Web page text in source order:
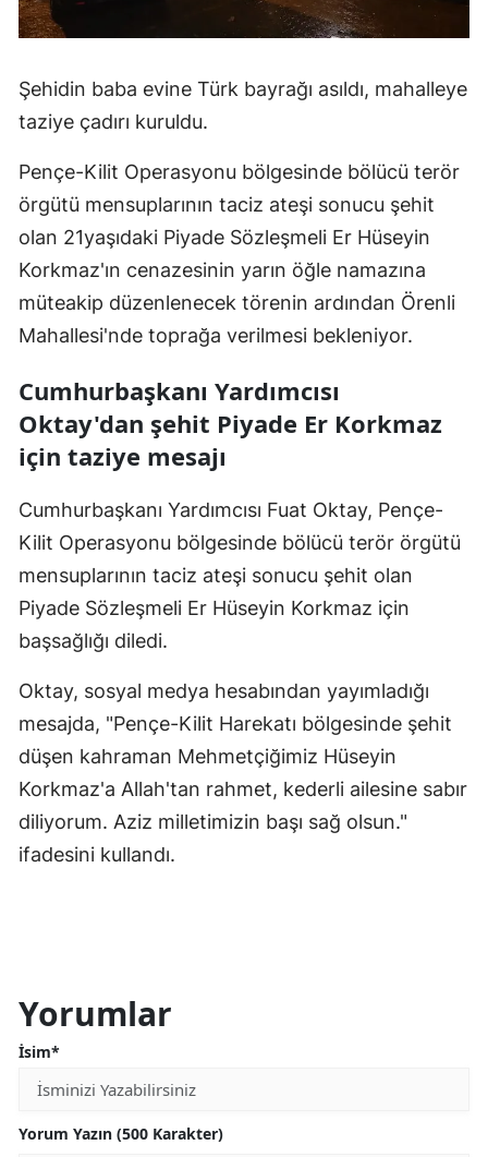
Samsun
Siirt
Sivas
Tekirdağ
Trabzon
Tunceli
Şanlıurfa
Uşak
Yozgat
Zonguldak
Aksaray
Karaman
Kırıkkale
Batman
Şehidin baba evine Türk bayrağı asıldı, mahalleye
taziye çadırı kuruldu.
Pençe-Kilit Operasyonu bölgesinde bölücü terör
örgütü mensuplarının taciz ateşi sonucu şehit
olan 21yaşıdaki Piyade Sözleşmeli Er Hüseyin
Korkmaz'ın cenazesinin yarın öğle namazına
müteakip düzenlenecek törenin ardından Örenli
Mahallesi'nde toprağa verilmesi bekleniyor.
Cumhurbaşkanı Yardımcısı
Oktay'dan şehit Piyade Er Korkmaz
için taziye mesajı
Cumhurbaşkanı Yardımcısı Fuat Oktay, Pençe-
Kilit Operasyonu bölgesinde bölücü terör örgütü
mensuplarının taciz ateşi sonucu şehit olan
Piyade Sözleşmeli Er Hüseyin Korkmaz için
başsağlığı diledi.
Oktay, sosyal medya hesabından yayımladığı
mesajda, "Pençe-Kilit Harekatı bölgesinde şehit
düşen kahraman Mehmetçiğimiz Hüseyin
Korkmaz'a Allah'tan rahmet, kederli ailesine sabır
diliyorum. Aziz milletimizin başı sağ olsun."
ifadesini kullandı.
Yorumlar
İsim*
Yorum Yazın (500 Karakter)